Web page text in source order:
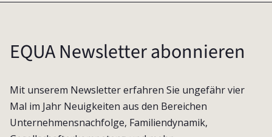
EQUA Newsletter abonnieren
Mit unserem Newsletter erfahren Sie ungefähr vier
Mal im Jahr Neuigkeiten aus den Bereichen
Unternehmensnachfolge, Familiendynamik,